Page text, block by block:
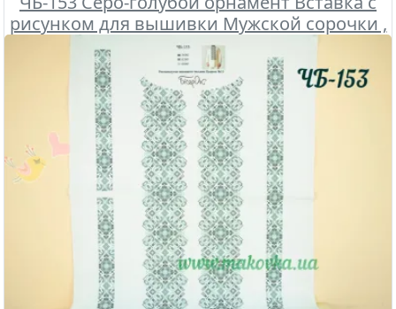
рисунком для вышивки Мужской сорочки ,
Бісерок